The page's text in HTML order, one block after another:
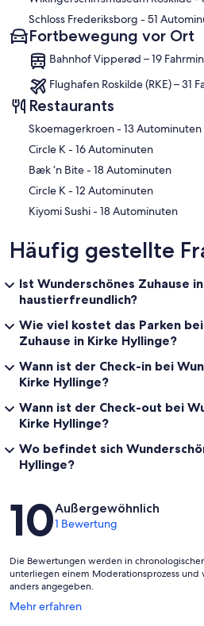
Schloss Frederiksborg - 51
Fortbewegung vor Ort
Bahnhof Vipperød – 19
Flughafen Roskilde (RKE) – 31
Restaurants
‪Skoemagerkroen - ‬13 Autominuten
‪Circle K - ‬16 Autominuten
‪Bæk ‘n Bite - ‬18 Autominuten
‪Circle K - ‬12 Autominuten
‪Kiyomi Sushi - ‬18 Autominuten
Häufig gestellte
Ist Wunderschönes Zuhause
haustierfreundlich?
Wie viel kostet das Parken
Zuhause in Kirke Hyllinge?
Wann ist der Check-in bei
Kirke Hyllinge?
Wann ist der Check-out bei
Kirke Hyllinge?
Wo befindet sich
Hyllinge?
Bewertungen
10Außergewöhnlich
1 Bewertung
Die Bewertungen werden in
unterliegen einem Moderationsprozess
anders angegeben.
Mehr erfahren
Wird